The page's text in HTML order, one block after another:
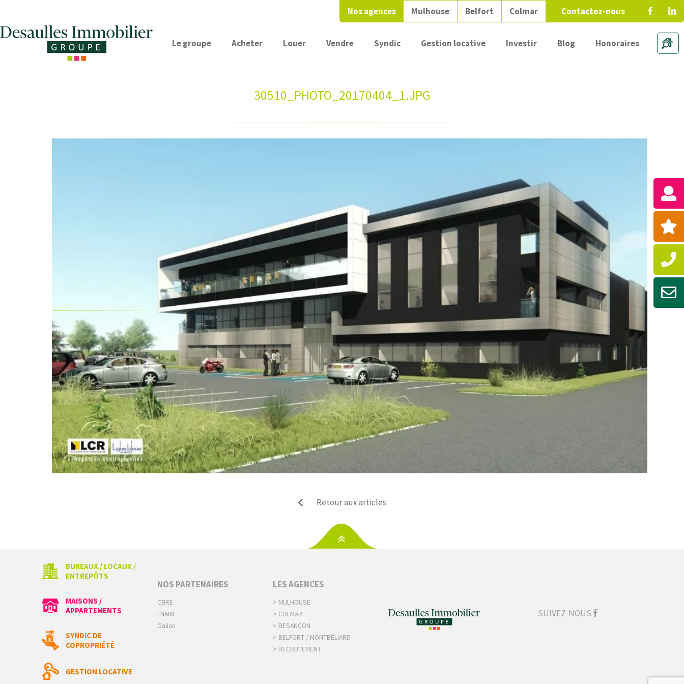
Le groupe Acheter Louer Vendre Syndic Gestion locative Investir Blog Honoraires
Nos agences Mulhouse Belfort Colmar Contactez-nous
30510_PHOTO_20170404_1.JPG
Retour aux articles
BUREAUX / LOCAUX /
ENTREPÔTS
MAISONS /
APPARTEMENTS
SYNDIC DE
COPROPRIÉTÉ
GESTION LOCATIVE
NOS PARTENAIRES
CBRE
FNAIM
Galian
LES AGENCES
> MULHOUSE
> COLMAR
> BESANÇON
> BELFORT / MONTBÉLIARD
> RECRUTEMENT
SUIVEZ-NOUS